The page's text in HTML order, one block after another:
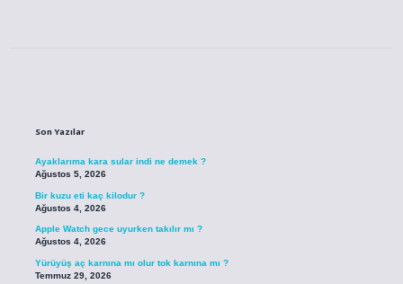
Son Yazılar
Ayaklarıma kara sular indi ne demek ?
Ağustos 5, 2026
Bir kuzu eti kaç kilodur ?
Ağustos 4, 2026
Apple Watch gece uyurken takılır mı ?
Ağustos 4, 2026
Yürüyüş aç karnına mı olur tok karnına mı ?
Temmuz 29, 2026